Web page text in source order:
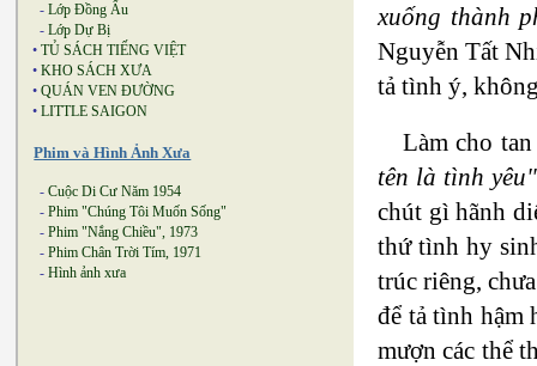
- Lớp Đồng Ấu
- Lớp Dự Bị
• TỦ SÁCH TIẾNG VIỆT
• KHO SÁCH XƯA
• QUÁN VEN ĐƯỜNG
• LITTLE SAIGON
Phim và Hình Ảnh Xưa
- Cuộc Di Cư Năm 1954
- Phim "Chúng Tôi Muốn Sống"
- Phim "Nắng Chiều", 1973
- Phim Chân Trời Tím, 1971
- Hình ảnh xưa
xuống thành
Nguyễn Tất
tả tình ý,
Làm cho
tên là tình yêu"
chút gì hãnh
thứ tình hy
trúc riêng,
để tả tình hậm
mượn các thể